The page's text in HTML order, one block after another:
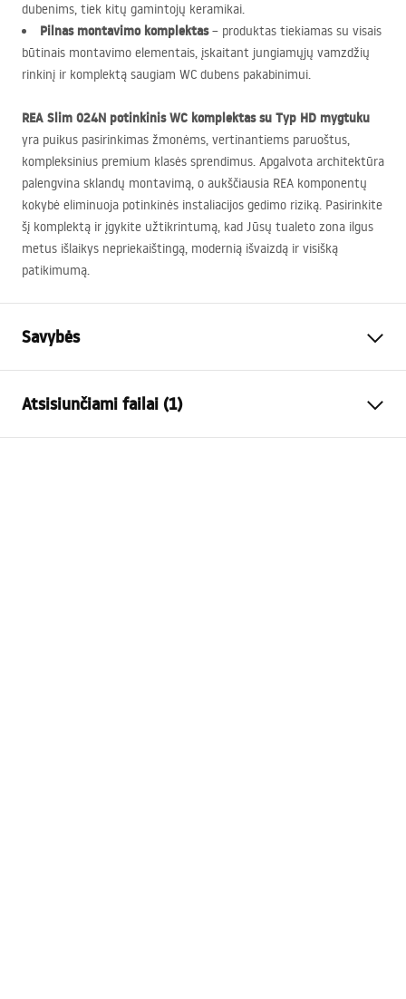
dubenims, tiek kitų gamintojų keramikai.
Pilnas montavimo komplektas– produktas tiekiamas su visais
būtinais montavimo elementais, įskaitant jungiamųjų vamzdžių
rinkinį ir komplektą saugiam WC dubens pakabinimui.
REA Slim 024N potinkinis WC komplektas su Typ HD mygtuku
yra puikus pasirinkimas žmonėms, vertinantiems paruoštus,
kompleksinius premium klasės sprendimus. Apgalvota architektūra
palengvina sklandų montavimą, o aukščiausia REA komponentų
kokybė eliminuoja potinkinės instaliacijos gedimo riziką. Pasirinkite
šį komplektą ir įgykite užtikrintumą, kad Jūsų tualeto zona ilgus
metus išlaikys nepriekaištingą, modernią išvaizdą ir visišką
patikimumą.
Savybės
Modelis
Suderinami nuleidimo
Tipas HD
Atsisiunčiami failai (1)